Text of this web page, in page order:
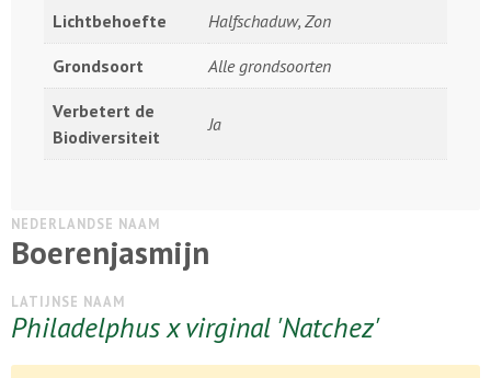
Lichtbehoefte Halfschaduw, Zon
Grondsoort Alle grondsoorten
Verbetert de
Biodiversiteit
Ja
NEDERLANDSE NAAM
Boerenjasmijn
LATIJNSE NAAM
Philadelphus x virginal 'Natchez'